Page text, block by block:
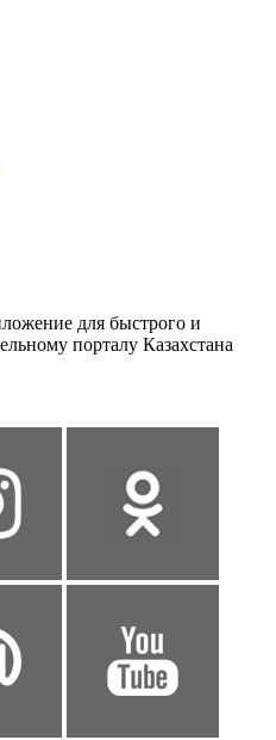
для быстрого и
порталу Казахстана